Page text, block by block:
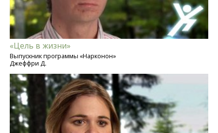
«Цель в жизни»
Выпускник программы «Нарконон»
Джеффри Д.